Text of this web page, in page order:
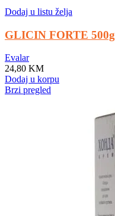
Dodaj u listu želja
GLICIN FORTE 500g
Evalar
24,80 KM
Dodaj u korpu
Brzi pregled